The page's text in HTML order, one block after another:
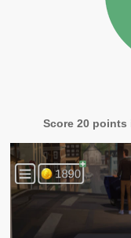
Score 20 points